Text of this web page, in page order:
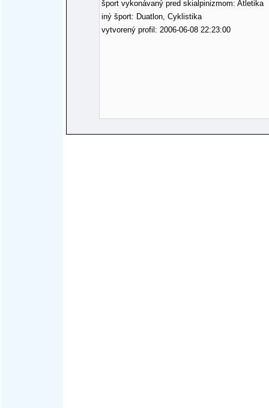
šport vykonávaný pred skialpinizmom: Atletika
iný šport: Duatlon, Cyklistika
vytvorený profil: 2006-06-08 22:23:00